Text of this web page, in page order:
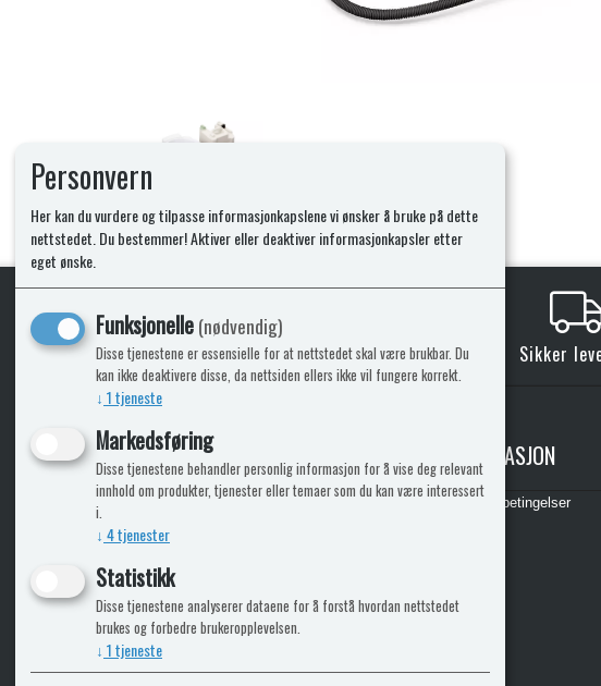
KLikk & hent Sikker
ICARAVANGRUPPEN
Trumadeler.no
Caravan.no
Fritidsvarehuset.no
Bobilkjeden - iCaravan Tromsø
INFORMASJON
Leveringsbetingelser
Personvern
Her kan du vurdere og tilpasse informasjonkapslene vi ønsker å bruke på dette
nettstedet. Du bestemmer! Aktiver eller deaktiver informasjonkapsler etter
eget ønske.
Funksjonelle(nødvendig)
Disse tjenestene er essensielle for at nettstedet skal være brukbar. Du
kan ikke deaktivere disse, da nettsiden ellers ikke vil fungere korrekt.
↓ 1tjeneste
Markedsføring
Disse tjenestene behandler personlig informasjon for å vise deg relevant
innhold om produkter, tjenester eller temaer som du kan være interessert
i.
↓ 4tjenester
Statistikk
Disse tjenestene analyserer dataene for å forstå hvordan nettstedet
brukes og forbedre brukeropplevelsen.
↓ 1tjeneste